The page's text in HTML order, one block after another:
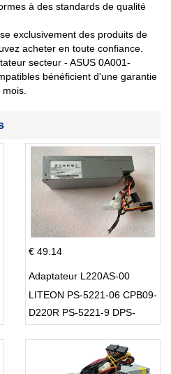
à des standards de qualité
exclusivement des produits de
acheter en toute confiance.
secteur - ASUS 0A001-
bénéficient d'une garantie
€ 49.14
Adaptateur L220AS-00
LITEON PS-5221-06 CPB09-
D220R PS-5221-9 DPS-